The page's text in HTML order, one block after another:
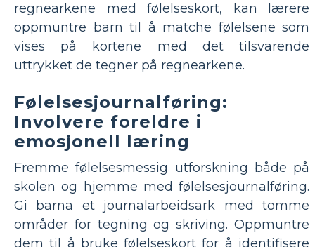
regnearkene med følelseskort, kan lærere
oppmuntre barn til å matche følelsene som
vises på kortene med det tilsvarende
uttrykket de tegner på regnearkene.
Følelsesjournalføring:
Involvere foreldre i
emosjonell læring
Fremme følelsesmessig utforskning både på
skolen og hjemme med følelsesjournalføring.
Gi barna et journalarbeidsark med tomme
områder for tegning og skriving. Oppmuntre
dem til å bruke følelseskort for å identifisere